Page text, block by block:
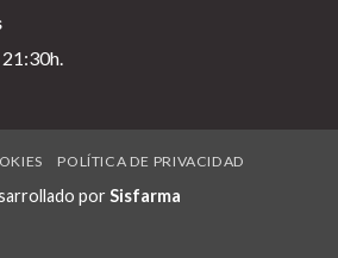
POLÍTICA DE PRIVACIDAD
por Sisfarma